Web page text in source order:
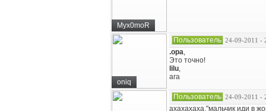
Myx0moR
oniq
Пользователь 24-09-2011 -
.opa,
Это точно!
lilu,
ага
Пользователь 24-09-2011 -
ахахахаха,"мальчик иди в